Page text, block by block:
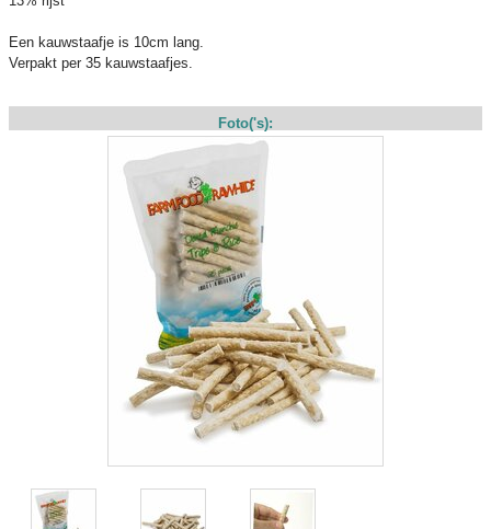
Een kauwstaafje is 10cm lang.
Verpakt per 35 kauwstaafjes.
Foto('s):